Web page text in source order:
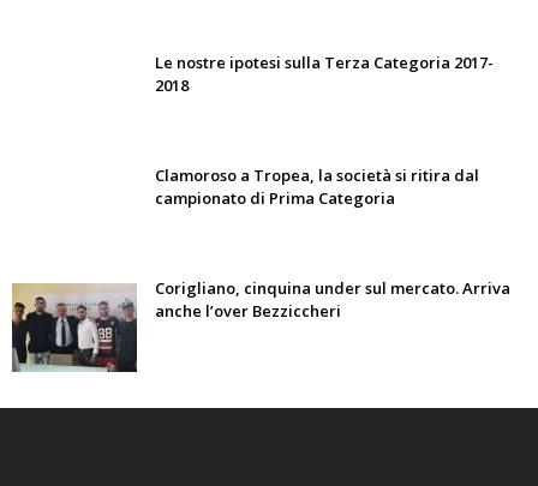
Le nostre ipotesi sulla Terza Categoria 2017-
2018
Clamoroso a Tropea, la società si ritira dal
campionato di Prima Categoria
Corigliano, cinquina under sul mercato. Arriva
anche l’over Bezziccheri